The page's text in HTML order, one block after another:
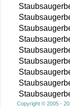
Copyright © 2005 -